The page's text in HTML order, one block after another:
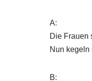
A:
Die Frauen
Nun kegeln
B: